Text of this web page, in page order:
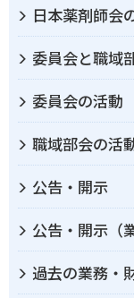
日本薬剤師会
委員会と職域
委員会の活動
職域部会の活
公告・開示
公告・開示（
過去の業務・